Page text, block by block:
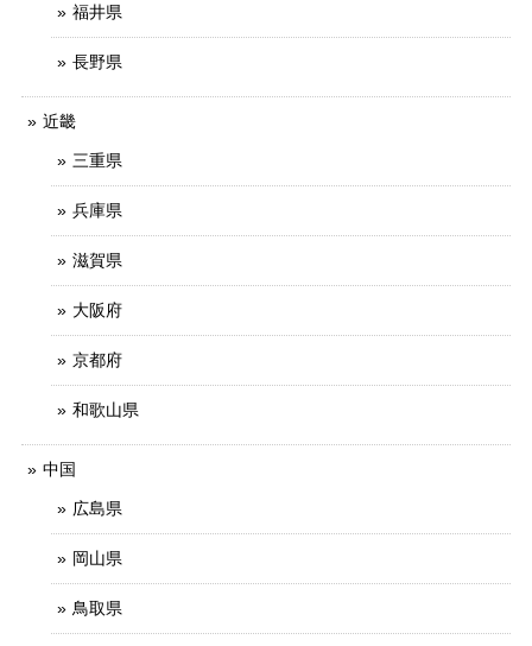
福井県
長野県
近畿
三重県
兵庫県
滋賀県
大阪府
京都府
和歌山県
中国
広島県
岡山県
鳥取県